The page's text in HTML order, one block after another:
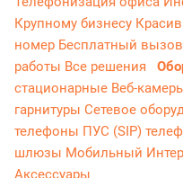
Крупному бизнесу
номер Бесплатный
работы Все решения
стационарные Веб-
гарнитуры Сетевое
телефоны ПУС (SIP)
шлюзы Мобильный
Аксессуары